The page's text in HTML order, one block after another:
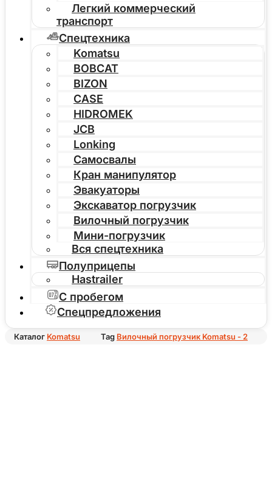
Легкий коммерческий
транспорт
Спецтехника
Komatsu
BOBCAT
BIZON
CASE
HIDROMEK
JCB
Lonking
Самосвалы
Кран манипулятор
Эвакуаторы
Экскаватор погрузчик
Вилочный погрузчик
Мини-погрузчик
Вся спецтехника
Полуприцепы
Hastrailer
С пробегом
Спецпредложения
Каталог Komatsu Tag Вилочный погрузчик Komatsu - 2